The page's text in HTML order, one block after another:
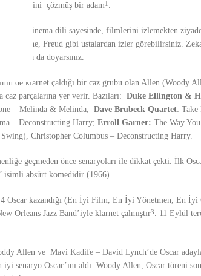
ilişkilerini çözmüş bir adam1
işlediği sinema dili sayesinde, filmlerini izlemekten
Goethe, Freud gibi ustalardan izler görebilirsiniz.
da doyarsınız.
de klarnet çaldığı bir caz grubu olan Allen (Woody
parçalarına yer verir. Bazıları: Duke Ellington &
– Melinda & Melinda; Dave Brubeck Quartet: Take
– Deconstructing Harry; Erroll Garner: The Way
Christopher Columbus – Deconstructing Harry.
geçmeden önce senaryoları ile dikkat çekti. İlk
absürt komedidir (1966).
kazandığı (En İyi Film, En İyi Yönetmen, En İyi
Orleans Jazz Band’iyle klarnet çalmıştır3
. 11 Eylül
Allen ve Mavi Kadife – David Lynch’de Oscar
senaryo Oscar’ını aldı. Woody Allen, Oscar töreni